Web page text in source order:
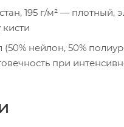
195 г/м² —
нейлон, 50%
при